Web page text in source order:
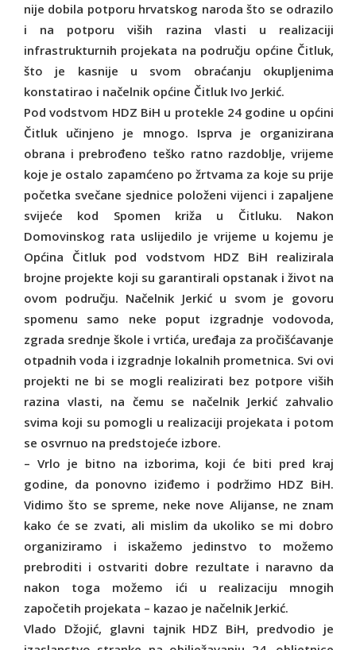
nije dobila potporu hrvatskog naroda što se odrazilo
i na potporu viših razina vlasti u realizaciji
infrastrukturnih projekata na području općine Čitluk,
što je kasnije u svom obraćanju okupljenima
konstatirao i načelnik općine Čitluk Ivo Jerkić.
Pod vodstvom HDZ BiH u protekle 24 godine u općini
Čitluk učinjeno je mnogo. Isprva je organizirana
obrana i prebrođeno teško ratno razdoblje, vrijeme
koje je ostalo zapamćeno po žrtvama za koje su prije
početka svečane sjednice položeni vijenci i zapaljene
svijeće kod Spomen križa u Čitluku. Nakon
Domovinskog rata uslijedilo je vrijeme u kojemu je
Općina Čitluk pod vodstvom HDZ BiH realizirala
brojne projekte koji su garantirali opstanak i život na
ovom području. Načelnik Jerkić u svom je govoru
spomenu samo neke poput izgradnje vodovoda,
zgrada srednje škole i vrtića, uređaja za pročišćavanje
otpadnih voda i izgradnje lokalnih prometnica. Svi ovi
projekti ne bi se mogli realizirati bez potpore viših
razina vlasti, na čemu se načelnik Jerkić zahvalio
svima koji su pomogli u realizaciji projekata i potom
se osvrnuo na predstojeće izbore.
– Vrlo je bitno na izborima, koji će biti pred kraj
godine, da ponovno iziđemo i podržimo HDZ BiH.
Vidimo što se spreme, neke nove Alijanse, ne znam
kako će se zvati, ali mislim da ukoliko se mi dobro
organiziramo i iskažemo jedinstvo to možemo
prebroditi i ostvariti dobre rezultate i naravno da
nakon toga možemo ići u realizaciju mnogih
započetih projekata – kazao je načelnik Jerkić.
Vlado Džojić, glavni tajnik HDZ BiH, predvodio je